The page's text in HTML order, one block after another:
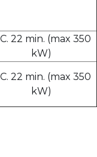
22 min. (max 350
kW)
22 min. (max 350
kW)